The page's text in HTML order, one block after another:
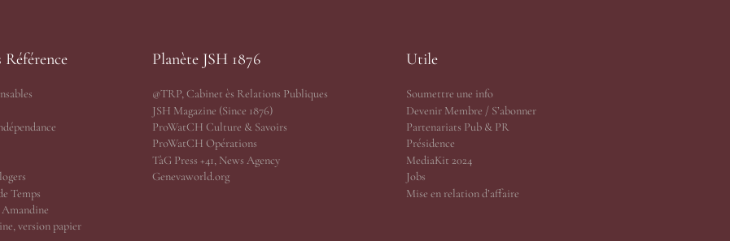
Référence
Temps
version papier
Planète JSH 1876
@TRP, Cabinet ès Relations Publiques
JSH Magazine (Since 1876)
ProWatCH Culture & Savoirs
ProWatCH Opérations
TàG Press +41, News Agency
Genevaworld.org
Utile
Soumettre une info
Devenir Membre / S’abonner
Partenariats Pub & PR
Présidence
MediaKit 2024
Jobs
Mise en relation d’affaire